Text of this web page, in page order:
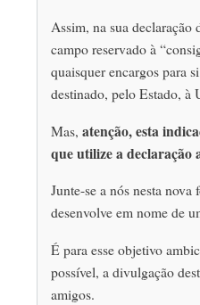
Assim, na sua
campo reservado à
quaisquer encargos para
destinado, pelo Estado, à
Mas, atenção, esta
que utilize a declaração
Junte-se a nós nesta
desenvolve em nome de
É para esse objetivo
possível, a divulgação
amigos.